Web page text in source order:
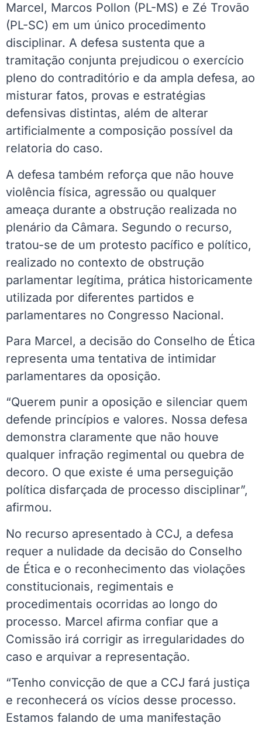
Marcel, Marcos Pollon (PL-MS) e Zé Trovão
(PL-SC) em um único procedimento
disciplinar. A defesa sustenta que a
tramitação conjunta prejudicou o exercício
pleno do contraditório e da ampla defesa, ao
misturar fatos, provas e estratégias
defensivas distintas, além de alterar
artificialmente a composição possível da
relatoria do caso.
A defesa também reforça que não houve
violência física, agressão ou qualquer
ameaça durante a obstrução realizada no
plenário da Câmara. Segundo o recurso,
tratou-se de um protesto pacífico e político,
realizado no contexto de obstrução
parlamentar legítima, prática historicamente
utilizada por diferentes partidos e
parlamentares no Congresso Nacional.
Para Marcel, a decisão do Conselho de Ética
representa uma tentativa de intimidar
parlamentares da oposição.
“Querem punir a oposição e silenciar quem
defende princípios e valores. Nossa defesa
demonstra claramente que não houve
qualquer infração regimental ou quebra de
decoro. O que existe é uma perseguição
política disfarçada de processo disciplinar”,
afirmou.
No recurso apresentado à CCJ, a defesa
requer a nulidade da decisão do Conselho
de Ética e o reconhecimento das violações
constitucionais, regimentais e
procedimentais ocorridas ao longo do
processo. Marcel afirma confiar que a
Comissão irá corrigir as irregularidades do
caso e arquivar a representação.
“Tenho convicção de que a CCJ fará justiça
e reconhecerá os vícios desse processo.
Estamos falando de uma manifestação